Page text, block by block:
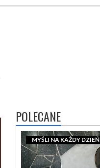
POLECANE
MYŚLI NA KAŻDY DZIEŃ